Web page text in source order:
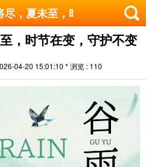
尽，夏未至，时节在变，守
，时节在变，守护不变
* 发表时间 : 2026-04-20 15:01:10 * 浏览 : 110